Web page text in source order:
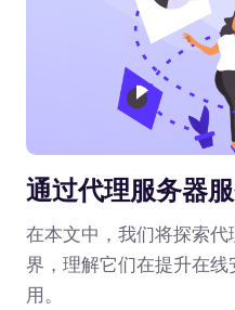
通过代理服务器
在本文中，我们将探索
界，理解它们在提升在
用。